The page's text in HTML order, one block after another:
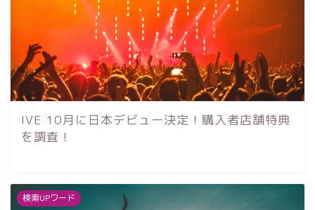
IVE 10月に日本デビュー決定！購入者店舗特典
を調査！
検索UPワード